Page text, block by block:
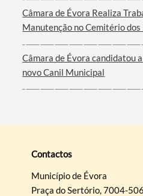
Câmara de Évora Realiza
Manutenção no Cemitério dos
Câmara de Évora candidatou
novo Canil Municipal
Contactos
Município de Évora
Praça do Sertório, 7004-